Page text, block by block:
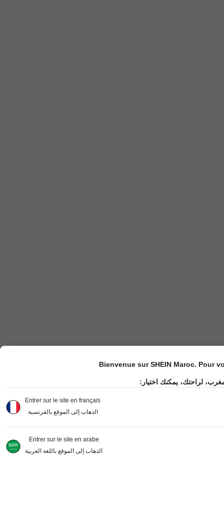
Bienvenue sur SHEIN Maroc. Pour
لراحتك، يمكنك اختيار:
Entrer sur le site en français
الذهاب إلى الموقع بالفرنسية
Entrer sur le site en arabe
الذهاب إلى الموقع باللغة العربية